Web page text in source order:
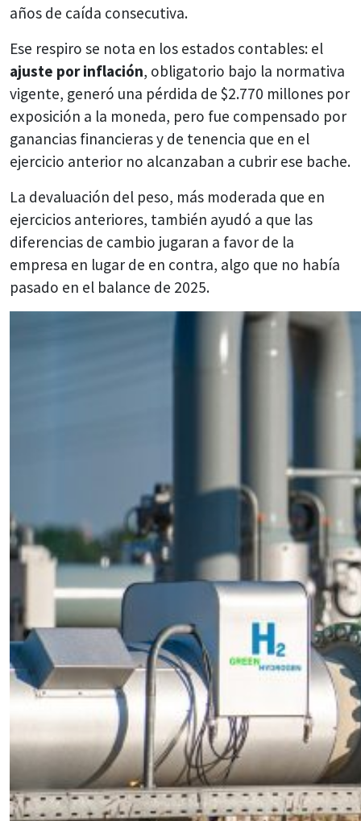
años de caída consecutiva.
Ese respiro se nota en los estados contables: el
ajuste por inflación, obligatorio bajo la normativa
vigente, generó una pérdida de $2.770 millones por
exposición a la moneda, pero fue compensado por
ganancias financieras y de tenencia que en el
ejercicio anterior no alcanzaban a cubrir ese bache.
La devaluación del peso, más moderada que en
ejercicios anteriores, también ayudó a que las
diferencias de cambio jugaran a favor de la
empresa en lugar de en contra, algo que no había
pasado en el balance de 2025.